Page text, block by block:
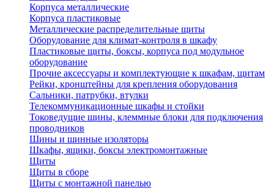
Корпуса металлические
Корпуса пластиковые
Металлические распределительные щиты
Оборудование для климат-контроля в шкафу
Пластиковые щиты, боксы, корпуса под модульное
оборудование
Прочие аксессуары и комплектующие к шкафам, щитам
Рейки, кронштейны для крепления оборудования
Сальники, патрубки, втулки
Телекоммуникационные шкафы и стойки
Токоведущие шины, клеммные блоки для подключения
проводников
Шины и шинные изоляторы
Шкафы, ящики, боксы электромонтажные
Щиты
Щиты в сборе
Щиты с монтажной панелью